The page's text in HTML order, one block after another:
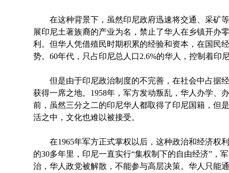
在这种背景下，虽然印尼政府迅速将交通、采矿等
展印尼土著族裔的产业为名，禁止了华人在乡镇开办
利。但华人凭借殖民时期积累的经验和资本，在国民
势。60年代，只占印尼总人口2.6%的华人，控制着印
但是由于印尼政治制度的不完善，在社会中占据经
获得一席之地。1958年，军方发动叛乱，华人办学、
前，虽然三分之二的印尼华人都取得了印尼国籍，但
活之中，文化也难以被接受。
在1965年军方正式掌权以后，这种政治和经济权
的30多年里，印尼一直实行“集权制下的自由经济”，
治，华人政党被解散，不能参与高层决策。华人只能